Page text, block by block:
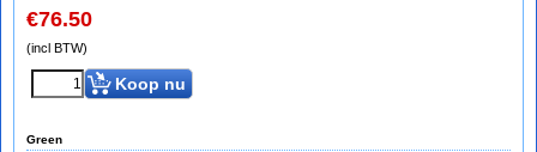
€76.50
(incl BTW)
Koop nu
Green